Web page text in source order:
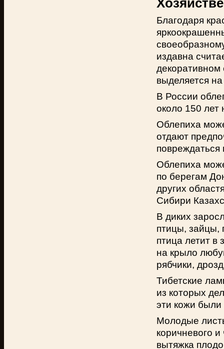
Благодаря
издавна
декоративном
выделяется
В России
около 150 лет
Облепиха
отдают
Облепиха
по берегам
других
Сибири
В диких
птицы, зайцы,
птица летит в
на крыло
рябчики,
Тибетские
из которых
эти кожи
Молодые
коричневого
вытяжка